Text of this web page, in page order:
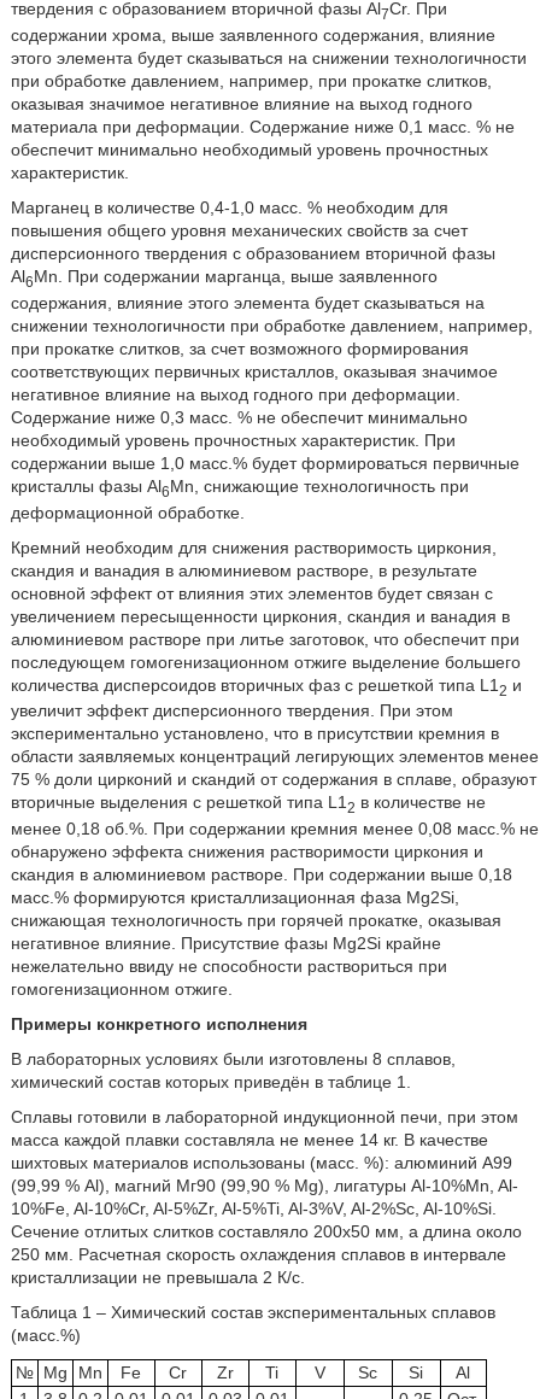
твердения с образованием вторичной фазы Al7Cr. При
содержании хрома, выше заявленного содержания, влияние
этого элемента будет сказываться на снижении технологичности
при обработке давлением, например, при прокатке слитков,
оказывая значимое негативное влияние на выход годного
материала при деформации. Содержание ниже 0,1 масс. % не
обеспечит минимально необходимый уровень прочностных
характеристик.
Марганец в количестве 0,4-1,0 масс. % необходим для
повышения общего уровня механических свойств за счет
дисперсионного твердения с образованием вторичной фазы
Al6Mn. При содержании марганца, выше заявленного
содержания, влияние этого элемента будет сказываться на
снижении технологичности при обработке давлением, например,
при прокатке слитков, за счет возможного формирования
соответствующих первичных кристаллов, оказывая значимое
негативное влияние на выход годного при деформации.
Содержание ниже 0,3 масс. % не обеспечит минимально
необходимый уровень прочностных характеристик. При
содержании выше 1,0 масс.% будет формироваться первичные
кристаллы фазы Al6Mn, снижающие технологичность при
деформационной обработке.
Кремний необходим для снижения растворимость циркония,
скандия и ванадия в алюминиевом растворе, в результате
основной эффект от влияния этих элементов будет связан с
увеличением пересыщенности циркония, скандия и ванадия в
алюминиевом растворе при литье заготовок, что обеспечит при
последующем гомогенизационном отжиге выделение большего
количества дисперсоидов вторичных фаз с решеткой типа L1 2 и
увеличит эффект дисперсионного твердения. При этом
экспериментально установлено, что в присутствии кремния в
области заявляемых концентраций легирующих элементов менее
75 % доли цирконий и скандий от содержания в сплаве, образуют
вторичные выделения с решеткой типа L12 в количестве не
менее 0,18 об.%. При содержании кремния менее 0,08 масс.% не
обнаружено эффекта снижения растворимости циркония и
скандия в алюминиевом растворе. При содержании выше 0,18
масс.% формируются кристаллизационная фаза Mg2Si,
снижающая технологичность при горячей прокатке, оказывая
негативное влияние. Присутствие фазы Mg2Si крайне
нежелательно ввиду не способности раствориться при
гомогенизационном отжиге.
Примеры конкретного исполнения
В лабораторных условиях были изготовлены 8 сплавов,
химический состав которых приведён в таблице 1.
Сплавы готовили в лабораторной индукционной печи, при этом
масса каждой плавки составляла не менее 14 кг. В качестве
шихтовых материалов использованы (масс. %): алюминий А99
(99,99 % Al), магний Мг90 (99,90 % Mg), лигатуры Al-10%Mn, Al-
10%Fe, Al-10%Cr, Al-5%Zr, Al-5%Ti, Al-3%V, Al-2%Sc, Al-10%Si.
Сечение отлитых слитков составляло 200х50 мм, а длина около
250 мм. Расчетная скорость охлаждения сплавов в интервале
кристаллизации не превышала 2 К/с.
Таблица 1 – Химический состав экспериментальных сплавов
(масс.%)
№ Mg Mn Fe Cr Zr Ti V Sc Si
Al